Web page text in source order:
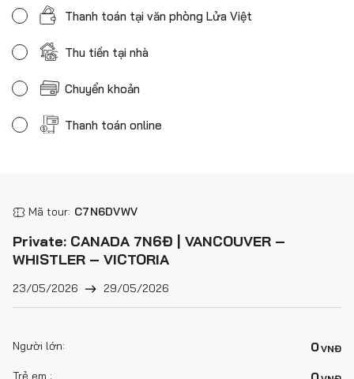
Thanh toán tại văn phòng Lửa Việt
Thu tiền tại nhà
Chuyển khoản
Thanh toán online
Mã tour: C7N6DVWV
Private: CANADA 7N6Đ | VANCOUVER –
WHISTLER – VICTORIA
23/05/2026 29/05/2026
Người lớn: 0VNĐ
Trẻ em :